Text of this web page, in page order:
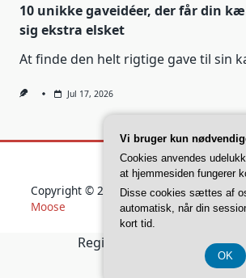
10 unikke gaveidéer, der får din
sig ekstra elsket
At finde den helt rigtige gave til sin
Jul 17, 2026
Copyright © 2026Yuki Blogger Theme
Moose
Registreringsnummer 37 40
Vi bruger kun
Cookies anvendes
at hjemmesiden fungerer
Disse cookies sættes af
automatisk, når din
kort tid.
OK